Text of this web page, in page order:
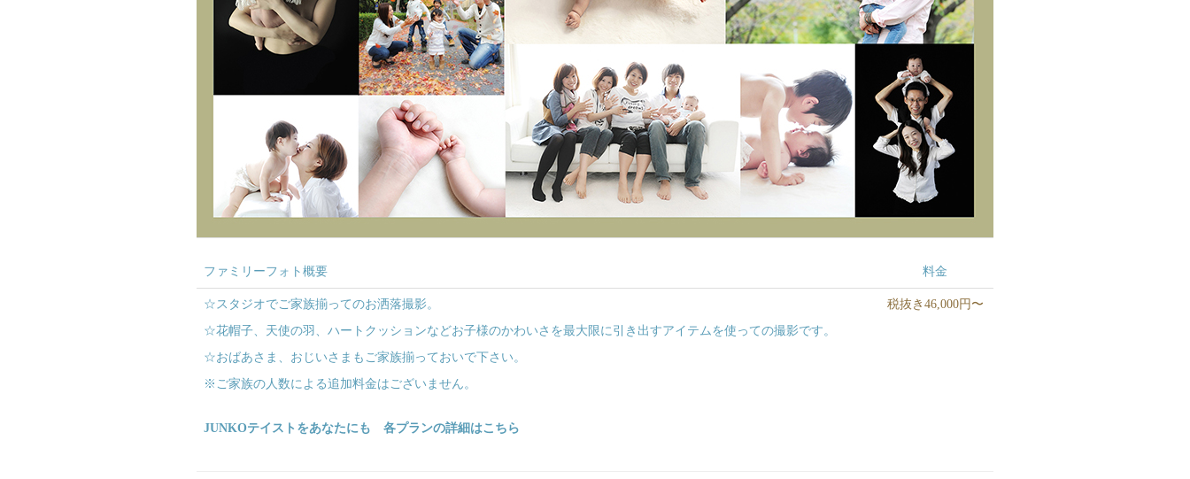
ファミリーフォト概要 料金
☆スタジオでご家族揃ってのお洒落撮影。
☆花帽子、天使の羽、ハートクッションなどお子様のかわいさを最大限に引き出すアイテムを使っての撮影です。
☆おばあさま、おじいさまもご家族揃っておいで下さい。
※ご家族の人数による追加料金はございません。
JUNKOテイストをあなたにも 各プランの詳細はこちら
税抜き46,000円〜